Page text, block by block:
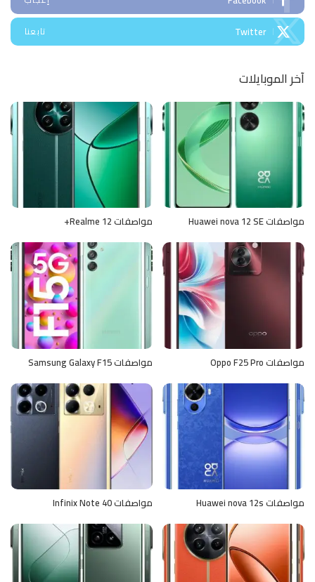
Twitter تابعنا
آخر الموبايلات
مواصفات Huawei nova 12 SE مواصفات Realme 12+
مواصفات Oppo F25 Pro مواصفات Samsung Galaxy F15
مواصفات Huawei nova 12s مواصفات Infinix Note 40